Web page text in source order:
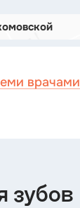
врачами
зубов